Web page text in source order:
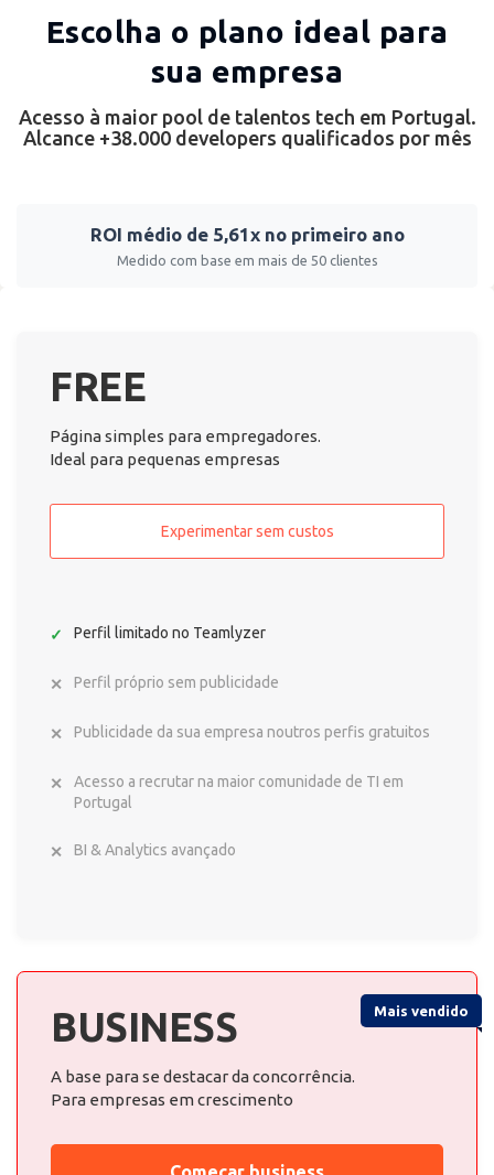
Escolha o plano ideal para
sua empresa
Acesso à maior pool de talentos tech em Portugal.
Alcance +38.000 developers qualificados por mês
ROI médio de 5,61x no primeiro ano
Medido com base em mais de 50 clientes
FREE
Página simples para empregadores.
Ideal para pequenas empresas
Experimentar sem custos
Perfil limitado no Teamlyzer
Perfil próprio sem publicidade
Publicidade da sua empresa noutros perfis gratuitos
Acesso a recrutar na maior comunidade de TI em
Portugal
BI & Analytics avançado
Mais vendido
BUSINESS
A base para se destacar da concorrência.
Para empresas em crescimento